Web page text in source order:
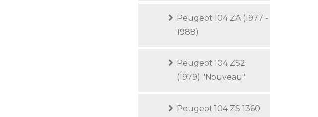
Peugeot 104 ZA (1977 -
1988)
Peugeot 104 ZS2
(1979) "Nouveau"
Peugeot 104 ZS 1360